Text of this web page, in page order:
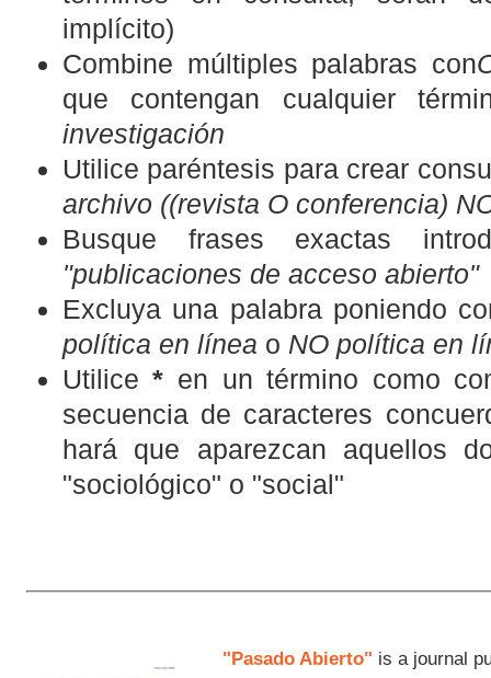
implícito)
Combine múltiples palabras con
que contengan cualquier
investigación
Utilice paréntesis para crear
archivo ((revista O conferencia)
Busque frases exactas
"publicaciones de acceso abierto"
Excluya una palabra poniendo
política en línea o NO política en
Utilice* en un término como
secuencia de caracteres
hará que aparezcan aquellos
"sociológico" o "social"
"Pasado Abierto" is a journal